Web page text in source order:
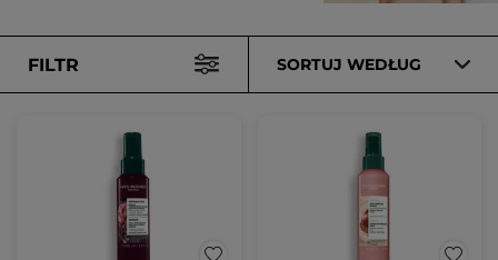
FILTR SORTUJ WEDŁUG